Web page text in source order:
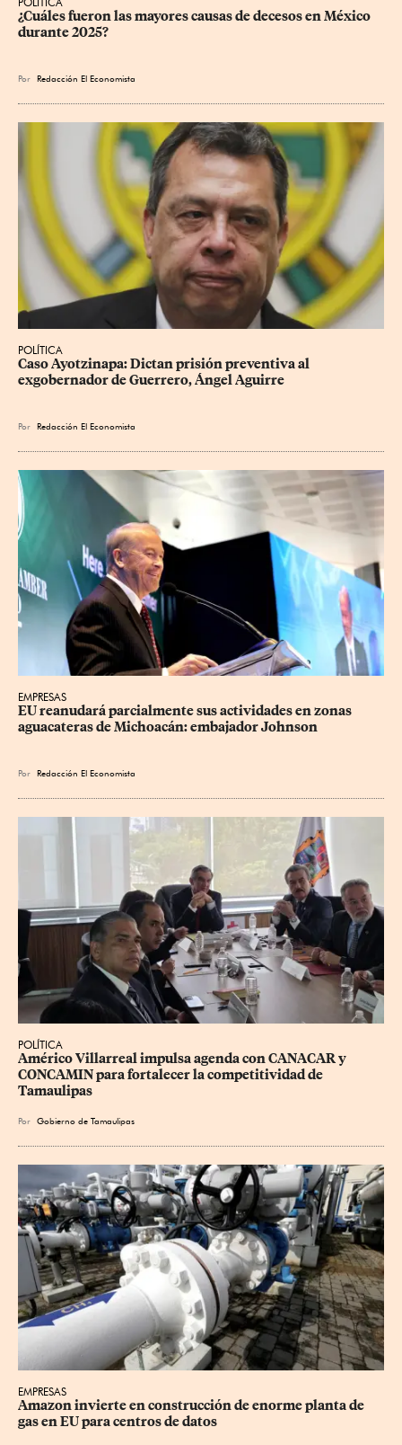
¿Cuáles fueron las mayores causas de decesos en México
durante 2025?
Por Redacción El Economista
POLÍTICA
Caso Ayotzinapa: Dictan prisión preventiva al
exgobernador de Guerrero, Ángel Aguirre
Por Redacción El Economista
EMPRESAS
EU reanudará parcialmente sus actividades en zonas
aguacateras de Michoacán: embajador Johnson
Por Redacción El Economista
POLÍTICA
Américo Villarreal impulsa agenda con CANACAR y
CONCAMIN para fortalecer la competitividad de
Tamaulipas
Por Gobierno de Tamaulipas
EMPRESAS
Amazon invierte en construcción de enorme planta de
gas en EU para centros de datos